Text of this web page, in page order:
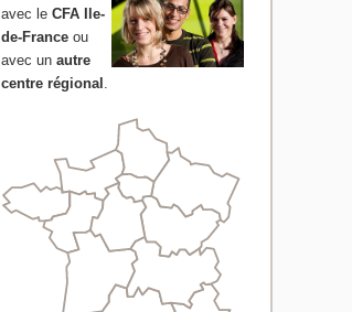
avec leCFA Ile-
de-Franceou
avec unautre
centre régional